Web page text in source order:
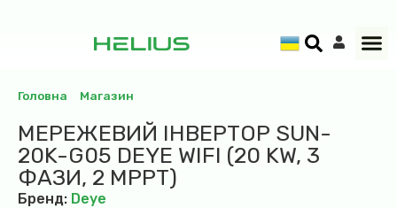
Головна Магазин
МЕРЕЖЕВИЙ ІНВЕРТОР SUN-
20K-G05 DEYE WIFI (20 KW, 3
ФАЗИ, 2 MPPT)
Бренд: Deye